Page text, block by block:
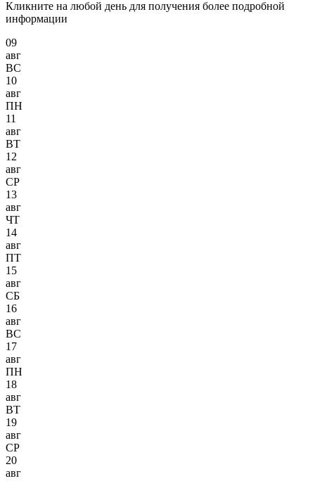
Кликните на любой день для получения более подробной
информации
09
авг
ВС
10
авг
ПН
11
авг
ВТ
12
авг
СР
13
авг
ЧТ
14
авг
ПТ
15
авг
СБ
16
авг
ВС
17
авг
ПН
18
авг
ВТ
19
авг
СР
20
авг